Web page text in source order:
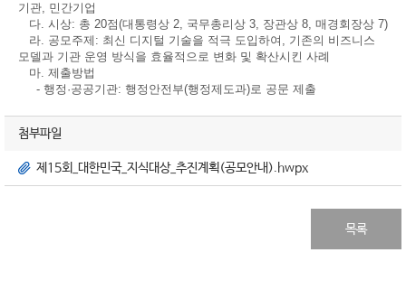
기관, 민간기업
다. 시상: 총 20점(대통령상 2, 국무총리상 3, 장관상 8, 매경회장상 7)
라. 공모주제: 최신 디지털 기술을 적극 도입하여, 기존의 비즈니스
모델과 기관 운영 방식을 효율적으로 변화 및 확산시킨 사례
마. 제출방법
- 행정·공공기관: 행정안전부(행정제도과)로 공문 제출
첨부파일
제15회_대한민국_지식대상_추진계획(공모안내).hwpx
목록